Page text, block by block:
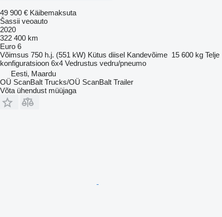
49 900 € Käibemaksuta
Šassii veoauto
2020
322 400 km
Euro 6
Võimsus 750 h.j. (551 kW) Kütus diisel Kandevõime 15 600 kg Telje
konfiguratsioon 6x4 Vedrustus vedru/pneumo
Eesti, Maardu
OÜ ScanBalt Trucks/OÜ ScanBalt Trailer
Võta ühendust müüjaga